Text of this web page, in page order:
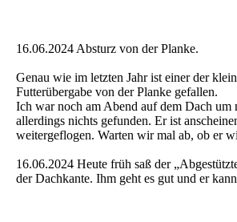
16.06.2024 Absturz von der Planke.
Genau wie im letzten Jahr ist einer der
Futterübergabe von der Planke gefallen.
Ich war noch am Abend auf dem Dach um
allerdings nichts gefunden. Er ist
weitergeflogen. Warten wir mal ab, ob er
16.06.2024 Heute früh saß der
der Dachkante. Ihm geht es gut und er